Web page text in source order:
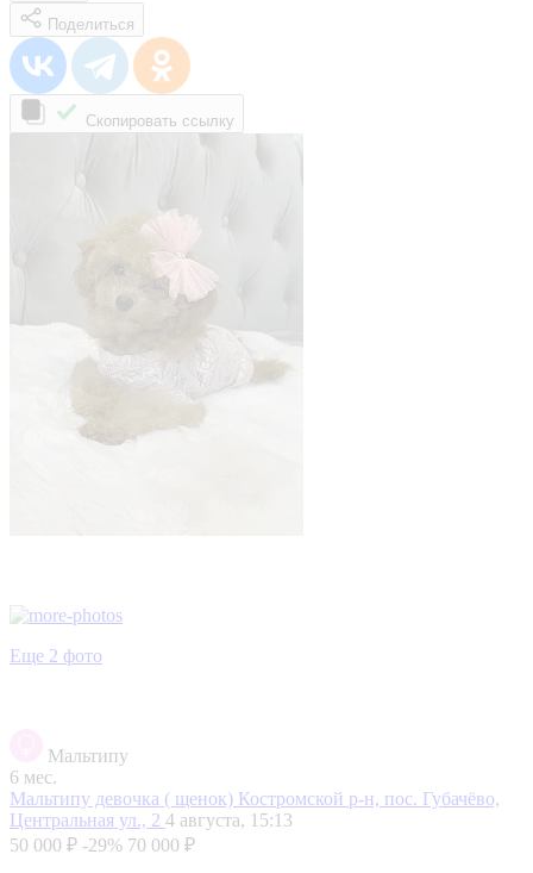
Поделиться
Скопировать ссылку
Еще 2 фото
Мальтипу
6 мес.
Мальтипу девочка ( щенок) Костромской р-н, пос. Губачёво,
Центральная ул., 2 4 августа, 15:13
50 000 ₽ -29% 70 000 ₽